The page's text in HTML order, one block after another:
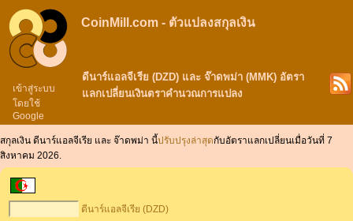
เข้าสู่ระบบ
โดยใช้
Google
CoinMill.com - ตัวแปลงสกุลเงิน
ดีนาร์แอลจีเรีย (DZD) และ จ๊าดพม่า (MMK) อัตรา
แลกเปลี่ยนเงินตราคำนวณการแปลง
สกุลเงิน ดีนาร์แอลจีเรีย และ จ๊าดพม่า นี้ปรับปรุงล่าสุดกับอัตราแลกเปลี่ยนเมื่อวันที่ 7
สิงหาคม 2026.
ดีนาร์แอลจีเรีย (DZD)